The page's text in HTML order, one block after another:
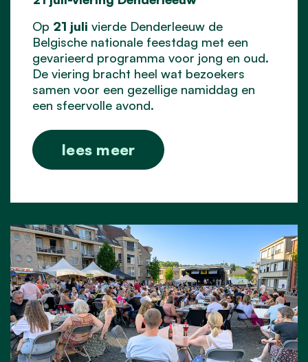
Op 21 juli vierde Denderleeuw de
Belgische nationale feestdag met een
gevarieerd programma voor jong en oud.
De viering bracht heel wat bezoekers
samen voor een gezellige namiddag en
een sfeervolle avond.
lees meer